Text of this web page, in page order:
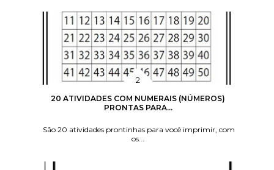
20 ATIVIDADES COM NUMERAIS (NÚMEROS)
PRONTAS PARA...
São 20 atividades prontinhas para você imprimir, com
os...